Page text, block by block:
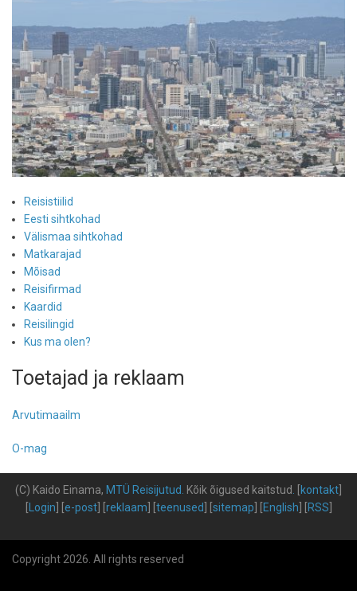
Reisistiilid
Eesti sihtkohad
Välismaa sihtkohad
Matkarajad
Mõisad
Reisifirmad
Kaardid
Reisilingid
Kus ma olen?
Toetajad ja reklaam
Arvutimaailm
O-mag
(C) Kaido Einama, MTÜ Reisijutud Kõik õigused kaitstud kontakt
Login e-post] [ reklaam teenused sitemap English RSS
Copyright 2026. All rights reserved